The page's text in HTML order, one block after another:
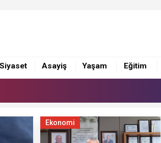
Siyaset Asayiş Yaşam Eğitim
Aydın Sayman’a Emek Ödülü
Ekonomi